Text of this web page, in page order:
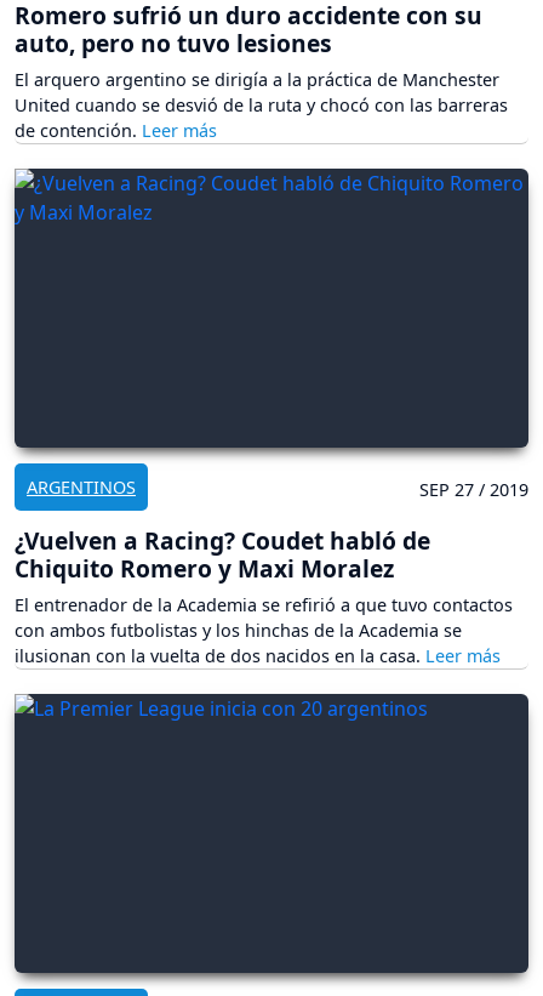
Romero sufrió un duro accidente con su
auto, pero no tuvo lesiones
El arquero argentino se dirigía a la práctica de Manchester
United cuando se desvió de la ruta y chocó con las barreras
de contención.
ARGENTINOS SEP 27 / 2019
¿Vuelven a Racing? Coudet habló de
Chiquito Romero y Maxi Moralez
El entrenador de la Academia se refirió a que tuvo contactos
con ambos futbolistas y los hinchas de la Academia se
ilusionan con la vuelta de dos nacidos en la casa.